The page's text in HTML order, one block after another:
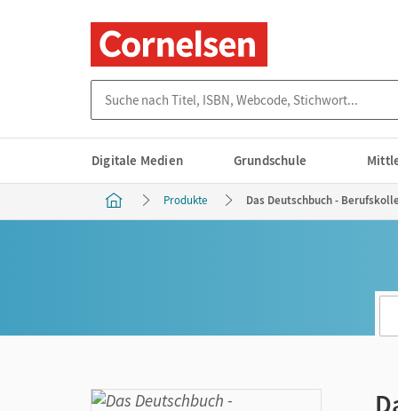
Digitale Medien Grundschule
Produkte Das Deutschbuch -